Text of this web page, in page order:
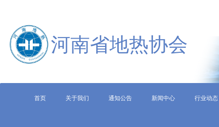
河南省地热协会
首页 关于我们 通知公告 新闻中心 行业动态